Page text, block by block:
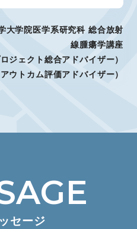
大学院医学系研究科 総合放射
線腫瘍学講座
ジェクト総合アドバイザー）
ウトカム評価アドバイザー）
セージ